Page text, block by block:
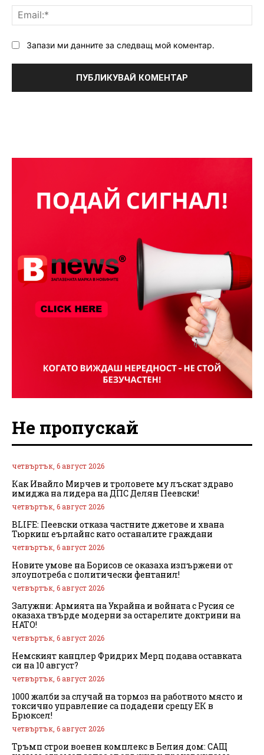
Запази ми данните за следващ мой коментар.
Не пропускай
четвъртък, 6 август 2026
Как Ивайло Мирчев и троловете му лъскат здраво
имиджа на лидера на ДПС Делян Пеевски!
четвъртък, 6 август 2026
BLIFE: Пеевски отказа частните джетове и хвана
Тюркиш еърлайнс като останалите граждани
четвъртък, 6 август 2026
Новите умове на Борисов се оказаха изпържени от
злоупотреба с политически фентанил!
четвъртък, 6 август 2026
Залужни: Армията на Украйна и войната с Русия се
оказаха твърде модерни за остарелите доктрини на
НАТО!
четвъртък, 6 август 2026
Немският канцлер Фридрих Мерц подава оставката
си на 10 август?
четвъртък, 6 август 2026
1000 жалби за случай на тормоз на работното място и
токсично управление са подадени срещу ЕК в
Брюксел!
четвъртък, 6 август 2026
Тръмп строи военен комплекс в Белия дом: САЩ